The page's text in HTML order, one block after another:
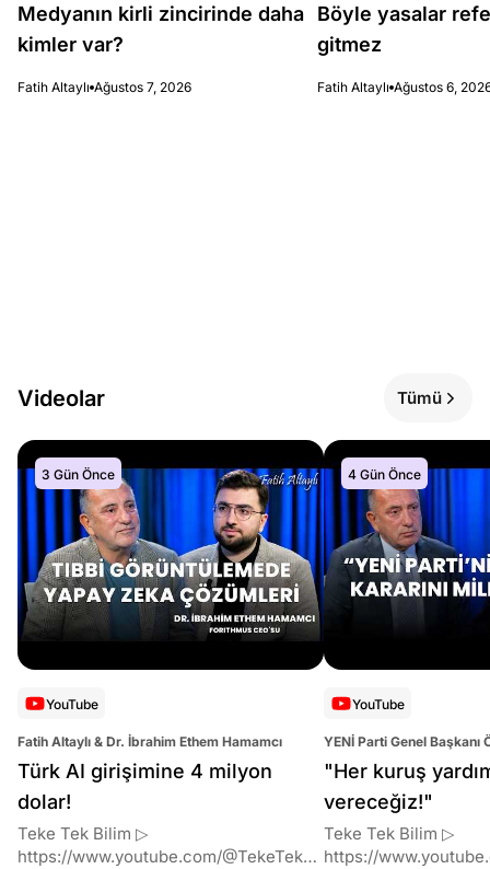
Medyanın kirli zincirinde daha
kimler var?
Fatih Altaylı Ağustos 7, 2026
Böyle yasalar
gitmez
Fatih Altaylı Ağustos 6,
Videolar Tümü
3 Gün Önce
YouTube
Fatih Altaylı & Dr. İbrahim Ethem Hamamcı
Türk AI girişimine 4 milyon
dolar!
Teke Tek Bilim ▷
https://www.youtube.com/@TekeTekBil
4 Gün Önce
YouTube
YENİ Parti Genel Başkanı
Altaylı
"Her kuruş
vereceğiz!"
Teke Tek Bilim ▷
https://